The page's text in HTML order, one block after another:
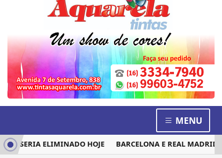
MENU
ELIMINADO HOJE BARCELONA E REAL MADRID